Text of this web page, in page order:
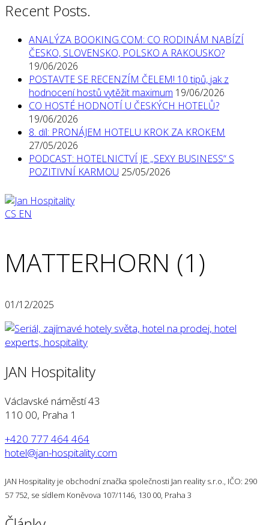
Recent Posts.
ANALÝZA BOOKING.COM: CO RODINÁM NABÍZÍ
ČESKO, SLOVENSKO, POLSKO A RAKOUSKO?
19/06/2026
POSTAVTE SE RECENZÍM ČELEM! 10 tipů, jak z
hodnocení hostů vytěžit maximum 19/06/2026
CO HOSTÉ HODNOTÍ U ČESKÝCH HOTELŮ?
19/06/2026
8. díl: PRONÁJEM HOTELU KROK ZA KROKEM
27/05/2026
PODCAST: HOTELNICTVÍ JE „SEXY BUSINESS“ S
POZITIVNÍ KARMOU 25/05/2026
CS EN
MATTERHORN (1)
01/12/2025
JAN Hospitality
Václavské náměstí 43
110 00, Praha 1
+420 777 464 464
hotel@jan-hospitality.com
JAN Hospitality je obchodní značka společnosti Jan reality s.r.o., IČO: 290
57 752, se sídlem Koněvova 107/1146, 130 00, Praha 3